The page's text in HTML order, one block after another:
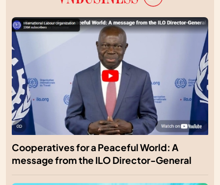
Cooperatives for a Peaceful World: A
message from the ILO Director-General